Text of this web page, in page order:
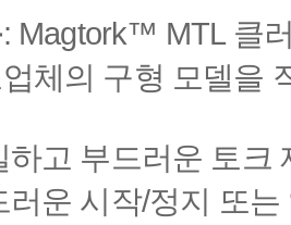
: Magtork™ MTL 클
체의 구형 모델을
하고 부드러운 토크
러운 시작/정지 또